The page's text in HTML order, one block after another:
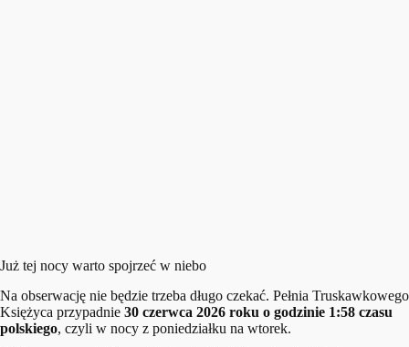
Już tej nocy warto spojrzeć w niebo
Na obserwację nie będzie trzeba długo czekać. Pełnia Truskawkowego
Księżyca przypadnie 30 czerwca 2026 roku o godzinie 1:58 czasu
polskiego, czyli w nocy z poniedziałku na wtorek.